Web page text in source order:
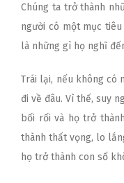
Chúng ta trở thành
người có một mục
là những gì họ nghĩ
Trái lại, nếu không có
đi về đâu. Vì thế, suy
bối rối và họ trở
thành thất vọng, lo
họ trở thành con số